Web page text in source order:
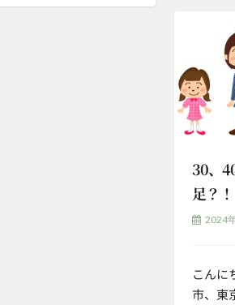
30、
足？
2024
こんに
市、東